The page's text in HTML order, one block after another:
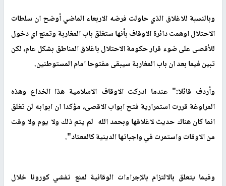
وبالنسبة للاغلاق الذي حاولت فرضه الاربعاء الماضي أوضح ان سلطات
الاحتلال اوهمت دائرة الاوقاف بأنها ستغلق باب المغاربة وتمنع اي دخول
للأقصى على ضوء قرار حكومة الاحتلال باغلاق المناطق بشكل عام، لكن
تبين فيما بعد ان باب المغاربة سيبقى مفتوحا امام المستوطنين.
وأردف قائلا:" عندما ادركت الاوقاف الاسلامية هذا الخداع وهذه
المراوغة قررت استمرارية فتح ابواب الاقصى، مؤكدا ان ابوابه لن تغلق
انما كان هناك حديث لاغلاقها وبحمد الله لم يتم ذلك ولا يوم ولا وقت
من الاوقات واستمرت في واجباتها الدينية كالمعتاد".
وفيما يتعلق بالالتزام بالإجراءات الوقائية لمنع تفشي كورونا خلال